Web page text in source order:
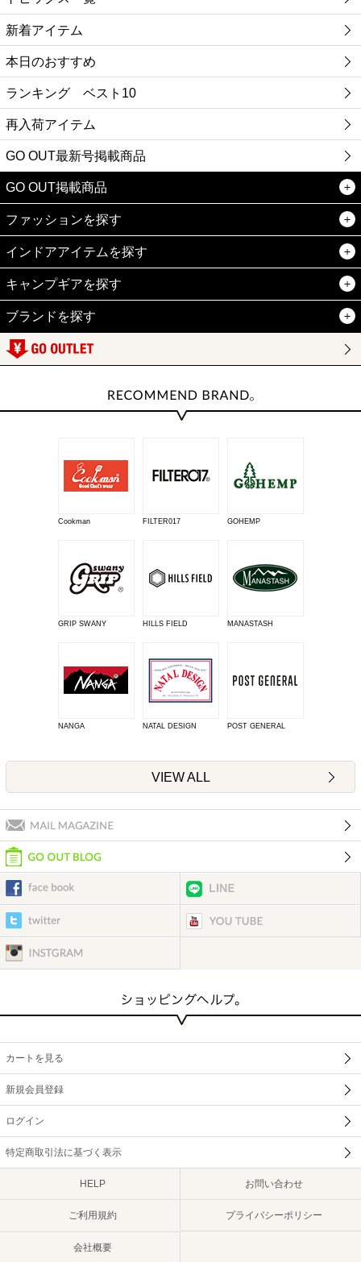
新着アイテム
本日のおすすめ
ランキング ベスト10
再入荷アイテム
GO OUT最新号掲載商品
GO OUT掲載商品
ファッションを探す
インドアアイテムを探す
キャンプギアを探す
ブランドを探す
Cookman FILTER017 GOHEMP
GRIP SWANY HILLS FIELD MANASTASH
NANGA NATAL DESIGN POST GENERAL
VIEW ALL
カートを見る
新規会員登録
ログイン
特定商取引法に基づく表示
HELP お問い合わせ
ご利用規約 プライバシーポリシー
会社概要